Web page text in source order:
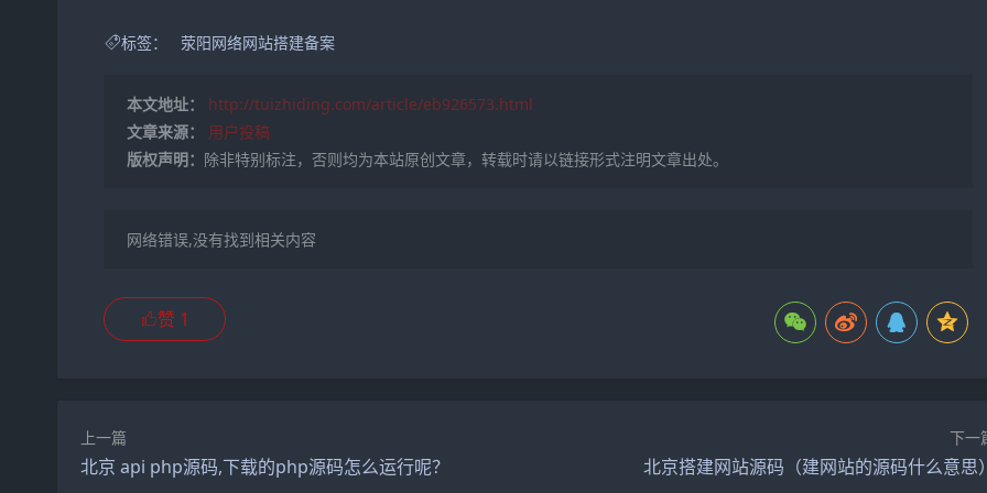
标签： 荥阳网络网站搭建备案
本文地址：
http://tuizhiding.com/article/eb926573.html
文章来源：
用户投稿
版权声明： 除非特别标注，否则均为本站原创文章，转载时请以链接形式注明文章出处。
网络错误,没有找到相关内容
赞 1
上一篇
北京 api php源码,下载的php源码怎么运行呢？
下一
北京搭建网站源码（建网站的源码什么意思